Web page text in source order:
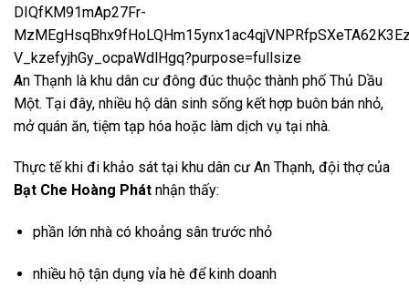
4
An Thạnh là khu dân cư đông đúc thuộc thành phố Thủ Dầu
Một. Tại đây, nhiều hộ dân sinh sống kết hợp buôn bán nhỏ,
mở quán ăn, tiệm tạp hóa hoặc làm dịch vụ tại nhà.
Thực tế khi đi khảo sát tại khu dân cư An Thạnh, đội thợ của
Bạt Che Hoàng Phát nhận thấy:
phần lớn nhà có khoảng sân trước nhỏ
nhiều hộ tận dụng vỉa hè để kinh doanh